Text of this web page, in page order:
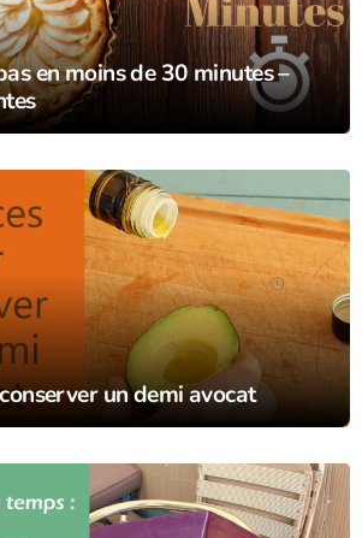
en moins de 30 minutes –
un demi avocat
25/11/22